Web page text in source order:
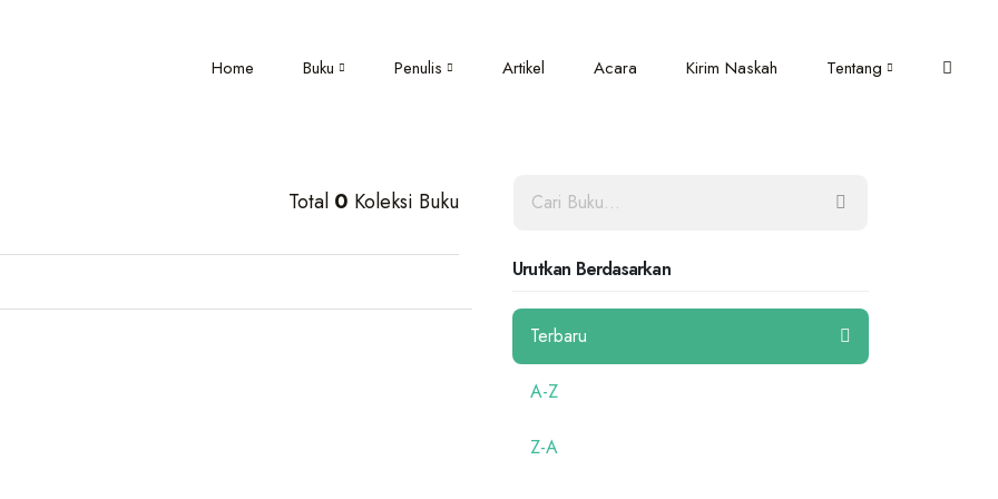
Home Buku Penulis Artikel Acara Kirim Naskah Tentang
Total 0 Koleksi Buku
Urutkan Berdasarkan
Terbaru
A-Z
Z-A